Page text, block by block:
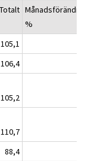
Totalt
%
105,1
106,4
105,2
110,7
88,4